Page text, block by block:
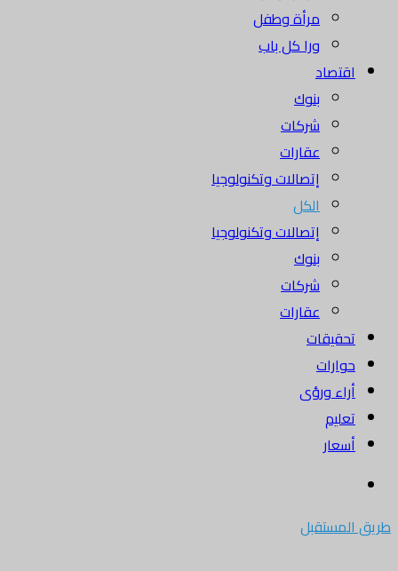
مرأة وطفل
ورا كل باب
اقتصاد
بنوك
شركات
عقارات
إتصالات وتكنولوجيا
الكل
إتصالات وتكنولوجيا
بنوك
شركات
عقارات
تحقيقات
حوارات
أراء ورؤى
تعليم
أسعار
طريق المستقبل